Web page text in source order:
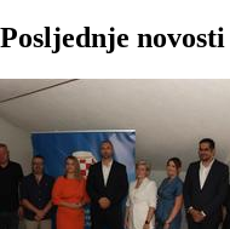
Posljednje novosti